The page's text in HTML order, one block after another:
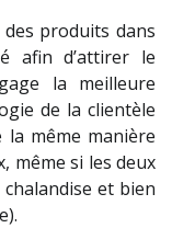
des produits dans
afin d’attirer le
la meilleure
de la clientèle
même manière
même si les deux
et bien